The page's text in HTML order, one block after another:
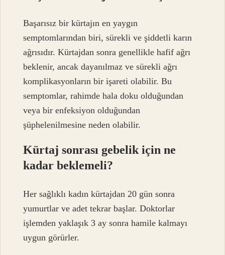
Başarısız bir kürtajın en yaygın
semptomlarından biri, sürekli ve şiddetli karın
ağrısıdır. Kürtajdan sonra genellikle hafif ağrı
beklenir, ancak dayanılmaz ve sürekli ağrı
komplikasyonların bir işareti olabilir. Bu
semptomlar, rahimde hala doku olduğundan
veya bir enfeksiyon olduğundan
şüphelenilmesine neden olabilir.
Kürtaj sonrası gebelik için ne
kadar beklemeli?
Her sağlıklı kadın kürtajdan 20 gün sonra
yumurtlar ve adet tekrar başlar. Doktorlar
işlemden yaklaşık 3 ay sonra hamile kalmayı
uygun görürler.